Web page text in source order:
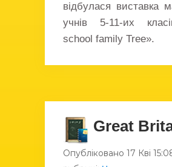
відбулася виставка
учнів 5-11-их
school family Tree».
Great
Опубліковано 17 Кві